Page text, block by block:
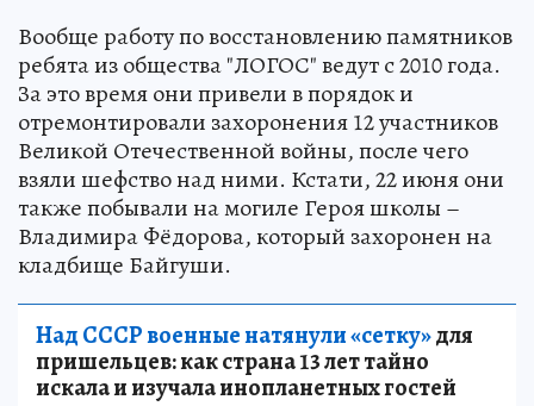
Вообще работу по восстановлению памятников
ребята из общества "ЛОГОС" ведут с 2010 года.
За это время они привели в порядок и
отремонтировали захоронения 12 участников
Великой Отечественной войны, после чего
взяли шефство над ними. Кстати, 22 июня они
также побывали на могиле Героя школы –
Владимира Фёдорова, который захоронен на
кладбище Байгуши.
Над СССР военные натянули «сетку»для
пришельцев: как страна 13 лет тайно
искала и изучала инопланетных гостей